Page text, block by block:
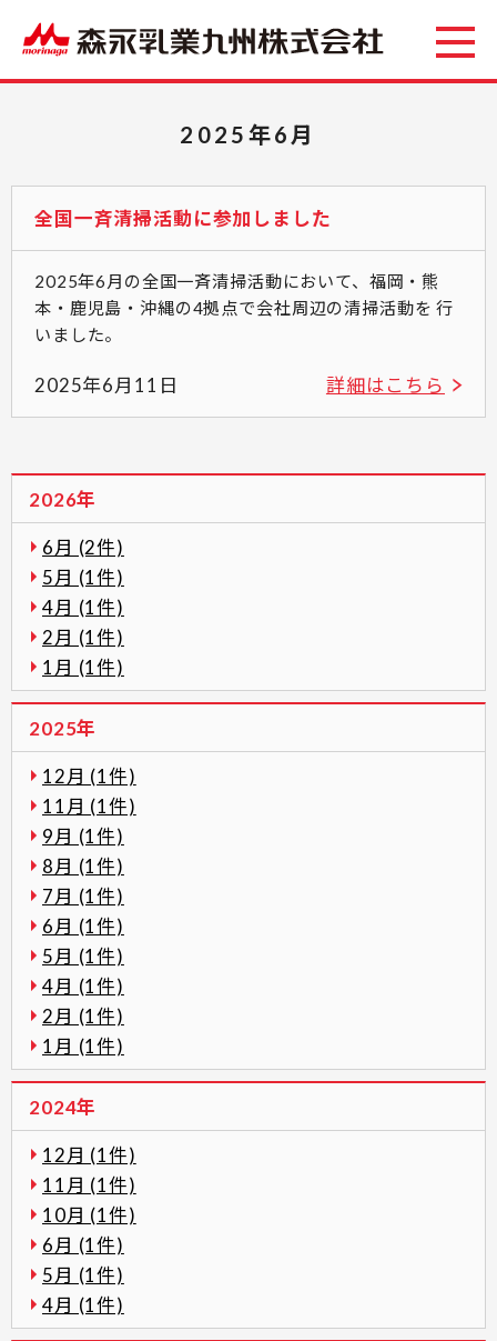
2025年6月
2026年
6月 (2件)
5月 (1件)
4月 (1件)
2月 (1件)
1月 (1件)
2025年
12月 (1件)
11月 (1件)
9月 (1件)
8月 (1件)
7月 (1件)
6月 (1件)
5月 (1件)
4月 (1件)
2月 (1件)
1月 (1件)
2024年
12月 (1件)
11月 (1件)
10月 (1件)
6月 (1件)
5月 (1件)
4月 (1件)
全国一斉清掃活動に参加しました
2025年6月の全国一斉清掃活動において、福岡・熊
本・鹿児島・沖縄の4拠点で会社周辺の清掃活動を 行
いました。
2025年6月11日 詳細はこちら